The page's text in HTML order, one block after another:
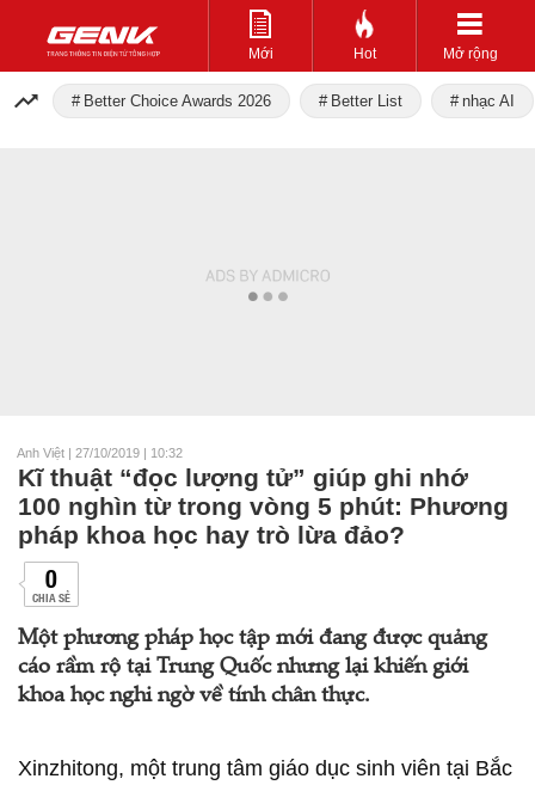
Mới Hot Mở rộng
Better Choice Awards 2026 Better List nhạc AI
Anh Việt | 27/10/2019 | 10:32
Kĩ thuật “đọc lượng tử” giúp ghi nhớ
100 nghìn từ trong vòng 5 phút: Phương
pháp khoa học hay trò lừa đảo?
0
CHIA SẺ
Một phương pháp học tập mới đang được quảng
cáo rầm rộ tại Trung Quốc nhưng lại khiến giới
khoa học nghi ngờ về tính chân thực.
Xinzhitong, một trung tâm giáo dục sinh viên tại Bắc